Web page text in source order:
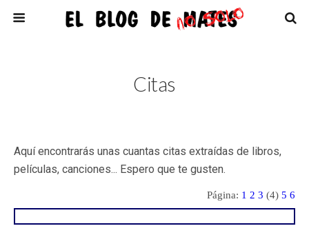
Citas
Aquí encontrarás unas cuantas citas extraídas de libros,
películas, canciones... Espero que te gusten.
Página: 1 2 3 (4) 5 6